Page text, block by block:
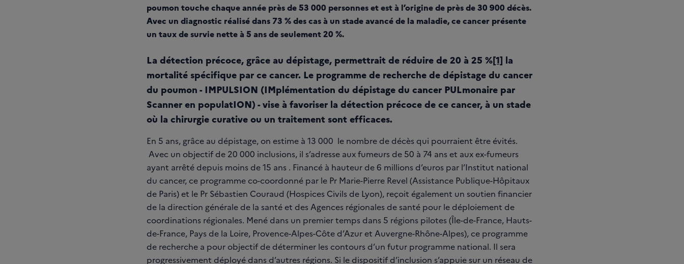
poumon touche chaque année près de 53 000 personnes et est à l’origine de près de 30 900 décès.
Avec un diagnostic réalisé dans 73 % des cas à un stade avancé de la maladie, ce cancer présente
un taux de survie nette à 5 ans de seulement 20 %.
La détection précoce, grâce au dépistage, permettrait de réduire de 20 à 25 %[1] la
mortalité spécifique par ce cancer. Le programme de recherche de dépistage du cancer
du poumon - IMPULSION (IMplémentation du dépistage du cancer PULmonaire par
Scanner en populatION) - vise à favoriser la détection précoce de ce cancer, à un stade
où la chirurgie curative ou un traitement sont efficaces.
En 5 ans, grâce au dépistage, on estime à 13 000 le nombre de décès qui pourraient être évités.
Avec un objectif de 20 000 inclusions, il s’adresse aux fumeurs de 50 à 74 ans et aux ex-fumeurs
ayant arrêté depuis moins de 15 ans . Financé à hauteur de 6 millions d’euros par l’Institut national
du cancer, ce programme co-coordonné par le Pr Marie-Pierre Revel (Assistance Publique-Hôpitaux
de Paris) et le Pr Sébastien Couraud (Hospices Civils de Lyon), reçoit également un soutien financier
de la direction générale de la santé et des Agences régionales de santé pour le déploiement de
coordinations régionales. Mené dans un premier temps dans 5 régions pilotes (Île-de-France, Hauts-
de-France, Pays de la Loire, Provence-Alpes-Côte d’Azur et Auvergne-Rhône-Alpes), ce programme
de recherche a pour objectif de déterminer les contours d’un futur programme national. Il sera
progressivement déployé dans d’autres régions. Si le dispositif d’inclusion s’appuie sur un réseau de